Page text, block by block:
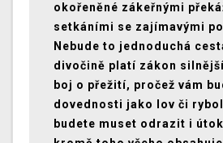
okořeněné zákeřnými
setkáními se zajímavými
Nebude to jednoduchá
divočině platí zákon
boj o přežití, pročež vám
dovednosti jako lov či
budete muset odrazit i útok